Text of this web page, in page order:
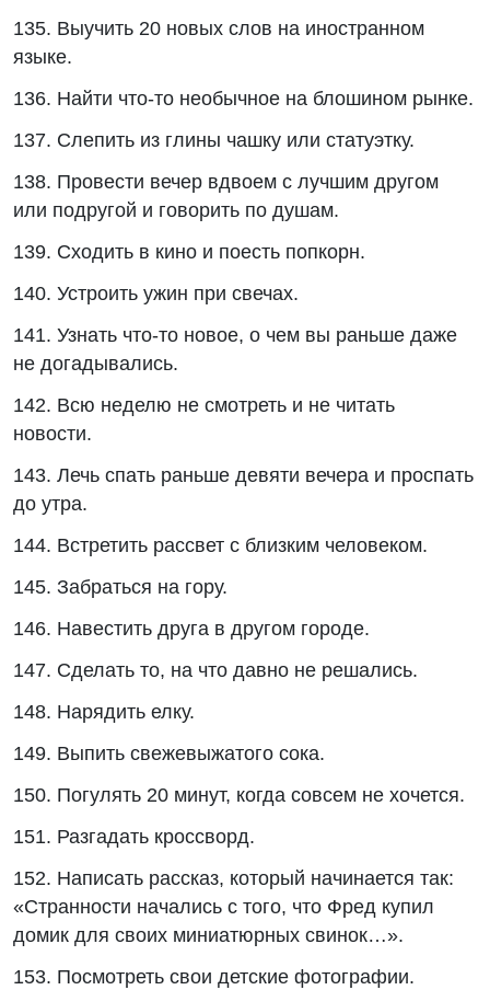
135. Выучить 20 новых слов на иностранном
языке.
136. Найти что-то необычное на блошином рынке.
137. Слепить из глины чашку или статуэтку.
138. Провести вечер вдвоем с лучшим другом
или подругой и говорить по душам.
139. Сходить в кино и поесть попкорн.
140. Устроить ужин при свечах.
141. Узнать что-то новое, о чем вы раньше даже
не догадывались.
142. Всю неделю не смотреть и не читать
новости.
143. Лечь спать раньше девяти вечера и проспать
до утра.
144. Встретить рассвет с близким человеком.
145. Забраться на гору.
146. Навестить друга в другом городе.
147. Сделать то, на что давно не решались.
148. Нарядить елку.
149. Выпить свежевыжатого сока.
150. Погулять 20 минут, когда совсем не хочется.
151. Разгадать кроссворд.
152. Написать рассказ, который начинается так:
«Странности начались с того, что Фред купил
домик для своих миниатюрных свинок…».
153. Посмотреть свои детские фотографии.